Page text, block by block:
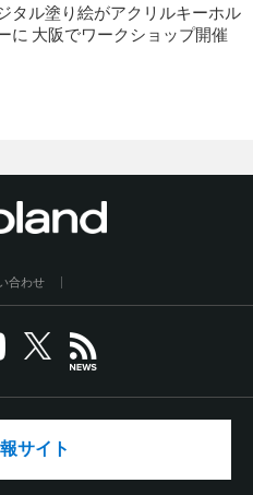
タル塗り絵がアクリルキーホル
に 大阪でワークショップ開催
合わせ
サイト